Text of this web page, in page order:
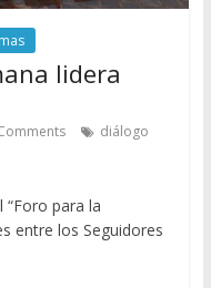
lidera
diálogo
“Foro para la
entre los Seguidores